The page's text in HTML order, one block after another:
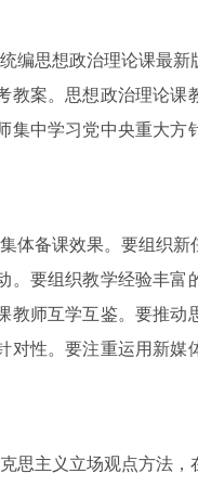
思想政治理论课最新
案。思想政治理论课
集中学习党中央重大方
备课效果。要组织新
。要组织教学经验丰富
师互学互鉴。要推动
性。要注重运用新媒
主义立场观点方法，